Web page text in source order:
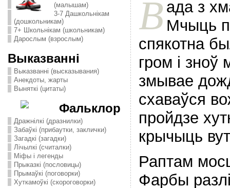
(малышам)
3-7 Дашкольнікам
(дошкольникам)
7+ Школьнікам (школьникам)
Дарослым (взрослым)
Выказванні
Выказванні (высказывания)
Анекдоты, жарты
Выняткі (цитаты)
Фальклор
Дражнілкі (дразнилки)
Забаўкі (прибаутки, заклички)
Загадкі (загадки)
Лічылкі (считалки)
Міфы і легенды
Прыказкі (пословицы)
Прымаўкі (поговорки)
Хуткамоўкі (скороговорки)
В ада з
Мчыць
спякотна
гром i зноў
змывае
схаваўся
пройдзе
крычыць
Раптам
Фарбы